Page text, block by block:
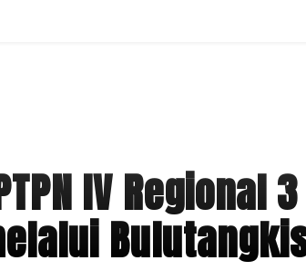
IV Regional